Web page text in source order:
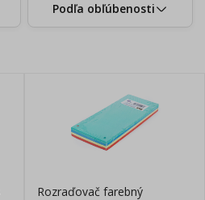
Podľa obľúbenosti
Rozraďovač farebný